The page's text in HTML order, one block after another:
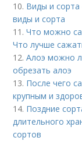
10. Виды и
виды и сорта
11.Что можно
Что лучше
12.Алоэ можно
обрезать алоэ
13. После чего
крупным и
14. Поздние
длительного
сортов